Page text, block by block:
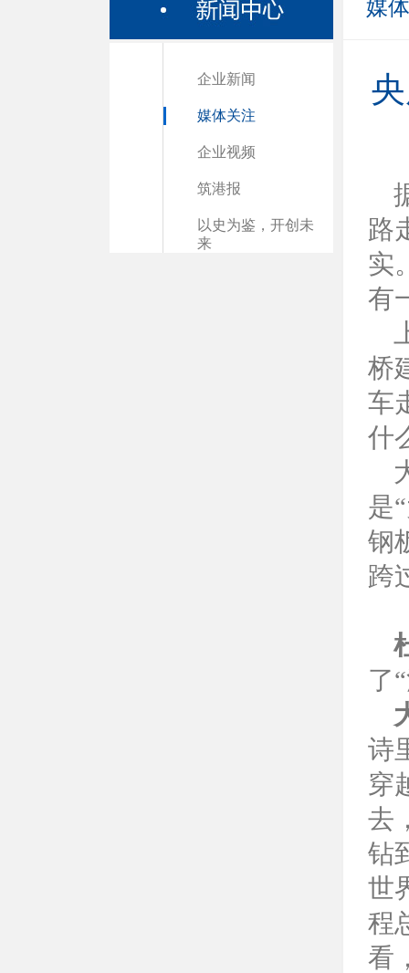
企业新闻
媒体关注
企业视频
筑港报
以史为鉴，开创未
来
媒
路
实
有
桥
车
什
是
钢
跨
了
诗
穿
去
钻
世
程
看